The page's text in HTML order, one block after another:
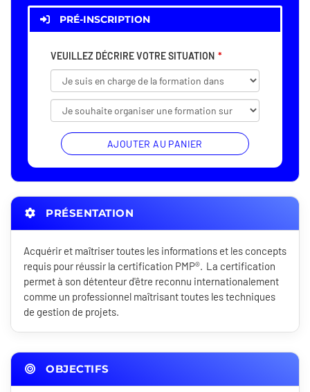
PRÉ-INSCRIPTION
VEUILLEZ DÉCRIRE VOTRE SITUATION
AJOUTER AU PANIER
PRÉSENTATION
Acquérir et maîtriser toutes les informations et les concepts
requis pour réussir la certification PMP®. La certification
permet à son détenteur d'être reconnu internationalement
comme un professionnel maîtrisant toutes les techniques
de gestion de projets.
OBJECTIFS